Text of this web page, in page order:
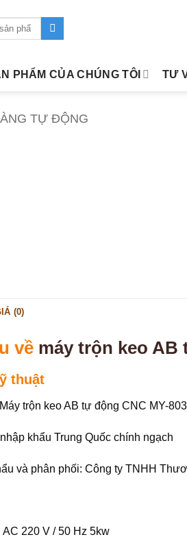
PHẨM CỦA CHÚNG TÔI TƯ
TỰ ĐỘNG
(0)
về máy trộn keo AB
thuật
trộn keo AB tự động CNC MY-
khẩu Trung Quốc chính ngạch
và phân phối: Công ty TNHH
AC 220 V / 50 Hz 5kw